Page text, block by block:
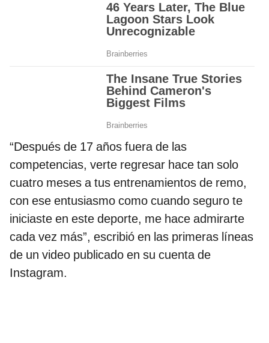
“Después de 17 años fuera de las
competencias, verte regresar hace tan solo
cuatro meses a tus entrenamientos de remo,
con ese entusiasmo como cuando seguro te
iniciaste en este deporte, me hace admirarte
cada vez más”, escribió en las primeras líneas
de un video publicado en su cuenta de
Instagram.